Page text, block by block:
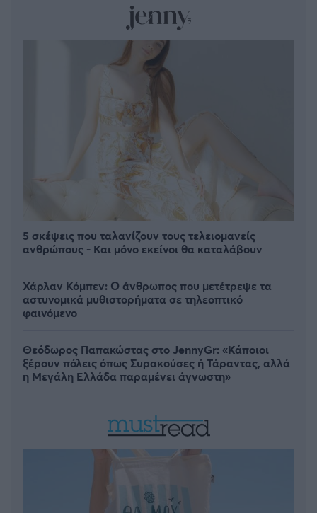
5 σκέψεις που ταλανίζουν τους τελειομανείς
ανθρώπους - Και μόνο εκείνοι θα καταλάβουν
Χάρλαν Κόμπεν: Ο άνθρωπος που μετέτρεψε τα
αστυνομικά μυθιστορήματα σε τηλεοπτικό
φαινόμενο
Θεόδωρος Παπακώστας στο JennyGr: «Κάποιοι
ξέρουν πόλεις όπως Συρακούσες ή Τάραντας, αλλά
η Μεγάλη Ελλάδα παραμένει άγνωστη»